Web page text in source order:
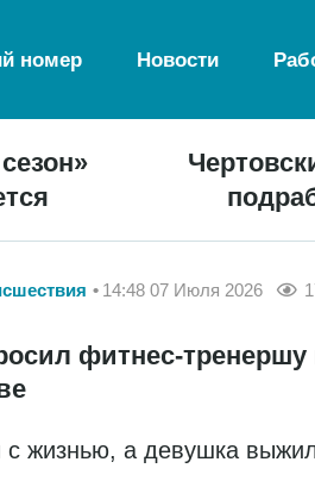
номер Новости
14:48 07 Июля 2026
фитнес-тренершу
с жизнью, а девушка